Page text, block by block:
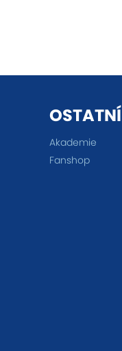
OSTATNÍ
Akademie
Fanshop